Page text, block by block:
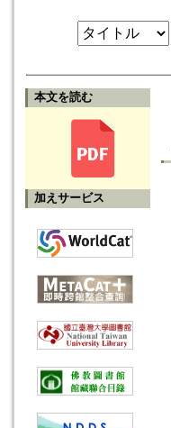
本文を読む
加えサービス